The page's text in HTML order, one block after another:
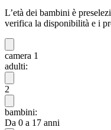
L’età dei bambini è
verifica la disponibilità e i
camera 1
adulti:
2
bambini:
Da 0 a 17 anni